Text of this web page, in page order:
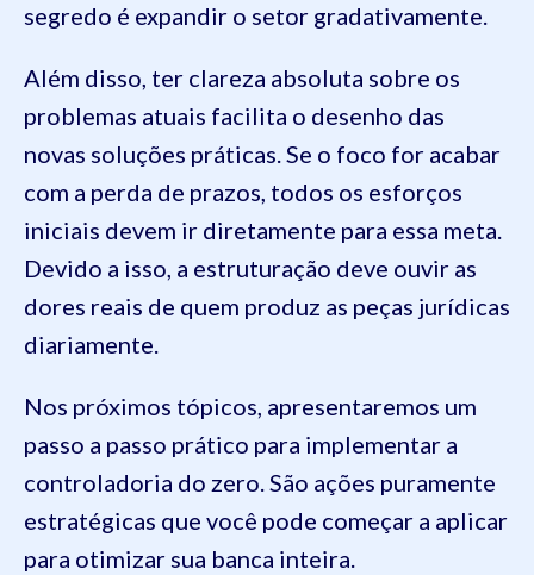
segredo é expandir o setor gradativamente.
Além disso, ter clareza absoluta sobre os
problemas atuais facilita o desenho das
novas soluções práticas. Se o foco for acabar
com a perda de prazos, todos os esforços
iniciais devem ir diretamente para essa meta.
Devido a isso, a estruturação deve ouvir as
dores reais de quem produz as peças jurídicas
diariamente.
Nos próximos tópicos, apresentaremos um
passo a passo prático para implementar a
controladoria do zero. São ações puramente
estratégicas que você pode começar a aplicar
para otimizar sua banca inteira.